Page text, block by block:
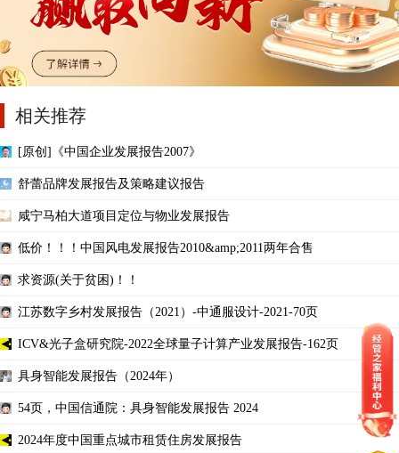
相关推荐
[原创]《中国企业发展报告2007》
舒蕾品牌发展报告及策略建议报告
咸宁马柏大道项目定位与物业发展报告
低价！！！中国风电发展报告2010&amp;2011两年合售
求资源(关于贫困)！！
江苏数字乡村发展报告（2021）-中通服设计-2021-70页
ICV&光子盒研究院-2022全球量子计算产业发展报告-162页
具身智能发展报告（2024年）
54页，中国信通院：具身智能发展报告 2024
2024年度中国重点城市租赁住房发展报告